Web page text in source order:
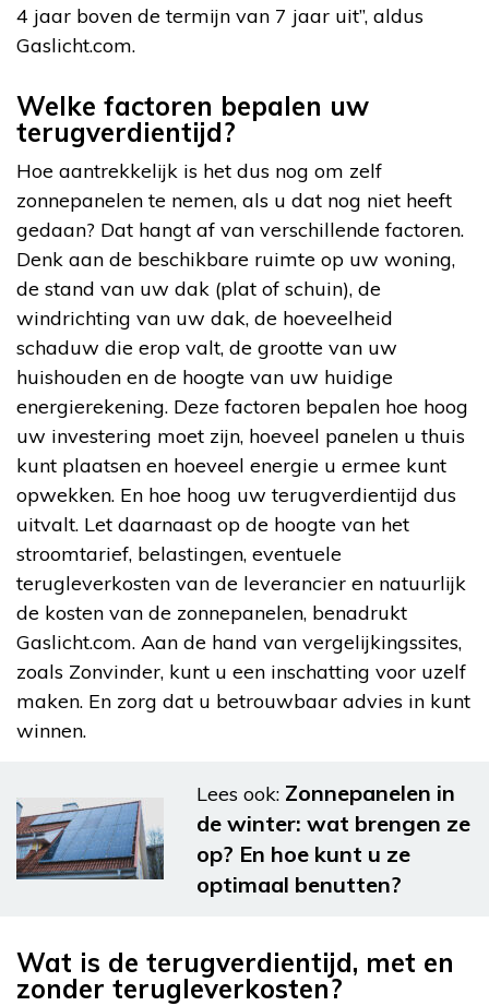
4 jaar boven de termijn van 7 jaar uit”, aldus
Gaslicht.com.
Welke factoren bepalen uw
terugverdientijd?
Hoe aantrekkelijk is het dus nog om zelf
zonnepanelen te nemen, als u dat nog niet heeft
gedaan? Dat hangt af van verschillende factoren.
Denk aan de beschikbare ruimte op uw woning,
de stand van uw dak (plat of schuin), de
windrichting van uw dak, de hoeveelheid
schaduw die erop valt, de grootte van uw
huishouden en de hoogte van uw huidige
energierekening. Deze factoren bepalen hoe hoog
uw investering moet zijn, hoeveel panelen u thuis
kunt plaatsen en hoeveel energie u ermee kunt
opwekken. En hoe hoog uw terugverdientijd dus
uitvalt. Let daarnaast op de hoogte van het
stroomtarief, belastingen, eventuele
terugleverkosten van de leverancier en natuurlijk
de kosten van de zonnepanelen, benadrukt
Gaslicht.com. Aan de hand van vergelijkingssites,
zoals Zonvinder, kunt u een inschatting voor uzelf
maken. En zorg dat u betrouwbaar advies in kunt
winnen.
Lees ook: Zonnepanelen in
de winter: wat brengen ze
op? En hoe kunt u ze
optimaal benutten?
Wat is de terugverdientijd, met en
zonder terugleverkosten?